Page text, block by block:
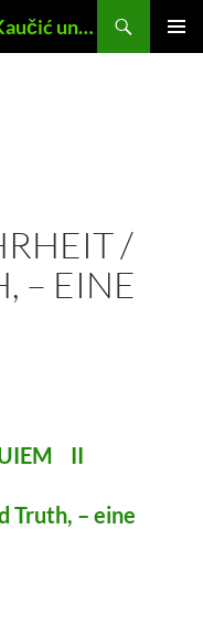
Philosophische Praxis Gerhard Kaučić und Anna Lydia Huber
/
– EINE
II
Truth, – eine